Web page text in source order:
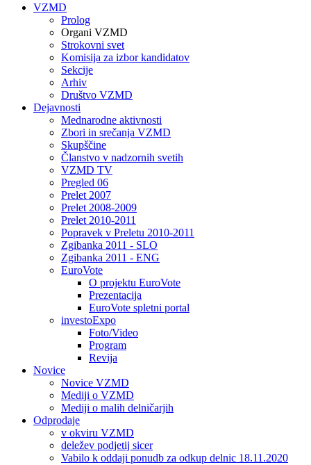
VZMD
Prolog
Organi VZMD
Strokovni svet
Komisija za izbor kandidatov
Sekcije
Arhiv
Društvo VZMD
Dejavnosti
Mednarodne aktivnosti
Zbori in srečanja VZMD
Skupščine
Članstvo v nadzornih svetih
VZMD TV
Pregled 06
Prelet 2007
Prelet 2008-2009
Prelet 2010-2011
Popravek v Preletu 2010-2011
Zgibanka 2011 - SLO
Zgibanka 2011 - ENG
EuroVote
O projektu EuroVote
Prezentacija
EuroVote spletni portal
investoExpo
Foto/Video
Program
Revija
Novice
Novice VZMD
Mediji o VZMD
Mediji o malih delničarjih
Odprodaje
v okviru VZMD
deležev podjetij sicer
Vabilo k oddaji ponudb za odkup delnic 18.11.2020